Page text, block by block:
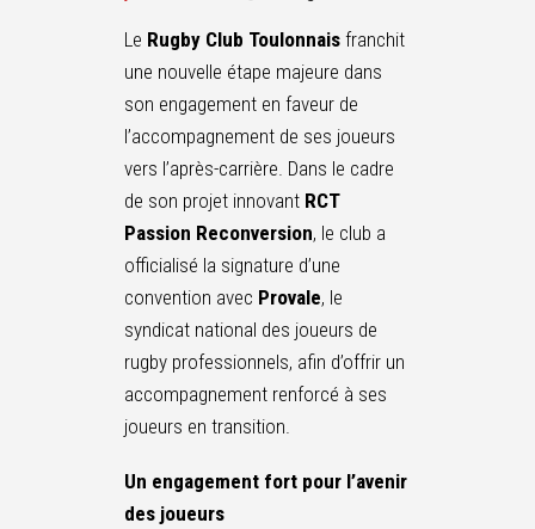
Le Rugby Club Toulonnais franchit
une nouvelle étape majeure dans
son engagement en faveur de
l’accompagnement de ses joueurs
vers l’après-carrière. Dans le cadre
de son projet innovant RCT
Passion Reconversion, le club a
officialisé la signature d’une
convention avec Provale, le
syndicat national des joueurs de
rugby professionnels, afin d’offrir un
accompagnement renforcé à ses
joueurs en transition.
Un engagement fort pour l’avenir
des joueurs